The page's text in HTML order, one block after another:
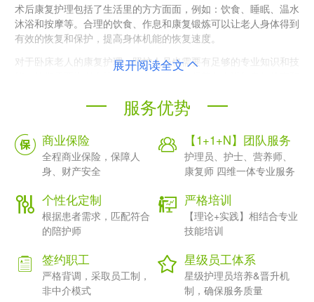
术后康复护理包括了生活里的方方面面，例如：饮食、睡眠、温水
沐浴和按摩等。合理的饮食、作息和康复锻炼可以让老人身体得到
有效的恢复和保护，提高身体机能的恢复速度。
对于卧床老人的康复护理，照护人员也需要有足够的专业知识和技
能。他们需要为老人按时进行康复锻炼，师范老人进行身体检查和
在卧床老人术后康复护理价格方面，它还会受到各种因素的影响，
康复护理服务价格相对较高，通常一天需要花费200到500元不
等。而在二三线城市，由于服务竞争同样较为激烈，一般也要花费
200-300元不等。
总的来说, 对卧床老人的术后康复护理是必不可少的，它可以帮助
老人更好的恢复健康，创造一个更好的生活环境。在选择康复护理
服务的时候，照顾人员的专业素养、服务内容和机构口碑等因素，
都需要考虑在内。
展开阅读全文
服务优势
商业保险
全程商业保险，保障人
身、财产安全
【1+1+N】团队服务
护理员、护士、营养师、
康复师 四维一体专业服务
个性化定制
根据患者需求，匹配符合
的陪护师
严格培训
【理论+实践】相结合专业
技能培训
签约职工
严格背调，采取员工制，
非中介模式
星级员工体系
星级护理员培养&晋升机
制，确保服务质量